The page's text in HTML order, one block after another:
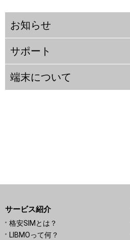
お知らせ
サポート
端末について
サービス紹介
格安SIMとは？
LIBMOって何？